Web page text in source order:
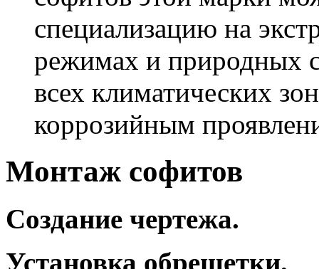
специализацию на
режимах и природных
всех климатических
коррозийным
Монтаж софитов
Создание чертежа.
Установка обрешетки.